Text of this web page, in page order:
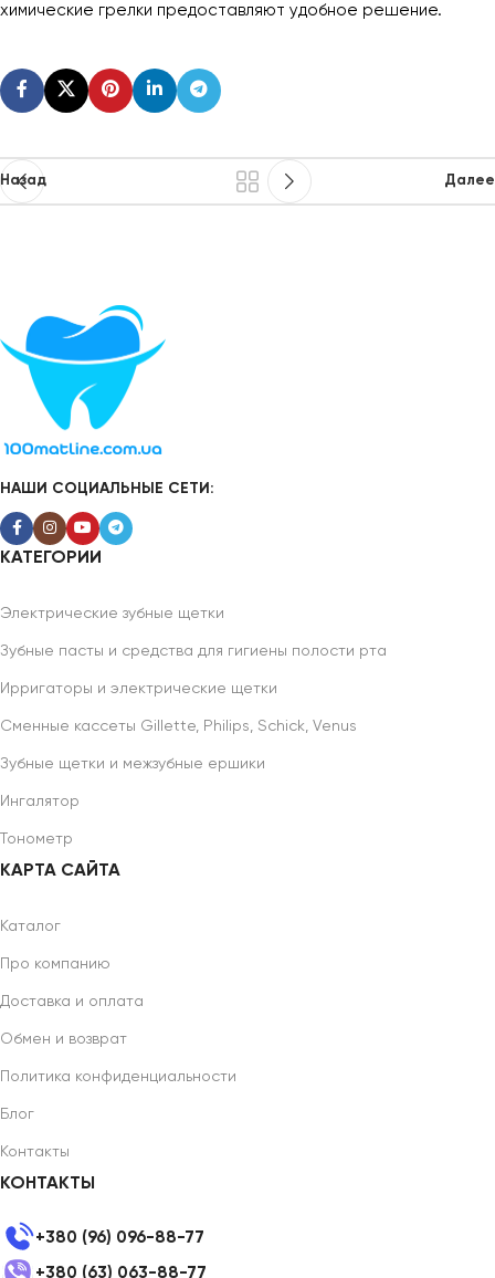
химические грелки предоставляют удобное решение.
Назад Далее
НАШИ СОЦИАЛЬНЫЕ СЕТИ:
КАТЕГОРИИ
Электрические зубные щетки
Зубные пасты и средства для гигиены полости рта
Ирригаторы и электрические щетки
Сменные кассеты Gillette, Philips, Schick, Venus
Зубные щетки и межзубные ершики
Ингалятор
Тонометр
КАРТА САЙТА
Каталог
Про компанию
Доставка и оплата
Обмен и возврат
Политика конфиденциальности
Блог
Контакты
КОНТАКТЫ
+380 (96) 096-88-77
+380 (63) 063-88-77